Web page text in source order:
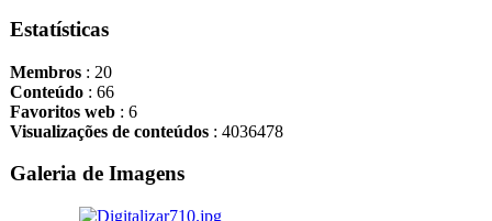
Estatísticas
Membros: 20
Conteúdo: 66
Favoritos web: 6
Visualizações de conteúdos: 4036478
Galeria de Imagens